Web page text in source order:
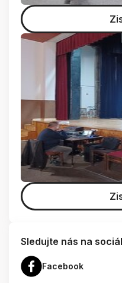
Sledujte nás na
Facebook